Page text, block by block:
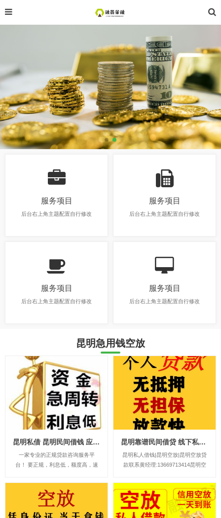
服务项目
后台右上角主题配置自行修改
服务项目
后台右上角主题配置自行修改
服务项目
后台右上角主题配置自行修改
服务项目
后台右上角主题配置自行修改
昆明急用钱空放
昆明私借 昆明民间借钱 应急贷款 费用透明24小时下款服务
一家专业的正规贷款咨询服务平
台！ 要正规，利息低，额度高，速
款类：护照贷，无抵押信用贷款，工
资卡贷款 抵押类：房产抵押，汽车
抵押 一：无抵押信用贷款：1小时左
右放款&n...
昆明靠谱民间借贷 线下私贷 昆明个人空放 上班族可借 无需抵押
昆明私人借钱|昆明空放|昆明空放贷
款联系黄经理:13669713414昆明空
件宽松，可上门办理，不看征信放
款。让你沉睡的资金流动起来解决你
的资金需求和燃眉之急，根据您的实
际情况量身定制，合理合法操作帮您